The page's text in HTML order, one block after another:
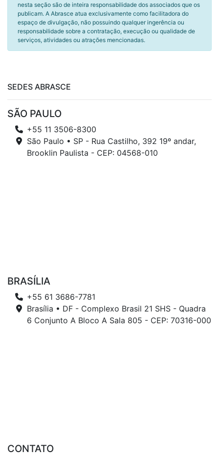
nesta seção são de inteira responsabilidade dos associados que os
publicam. A Abrasce atua exclusivamente como facilitadora do
espaço de divulgação, não possuindo qualquer ingerência ou
responsabilidade sobre a contratação, execução ou qualidade de
serviços, atividades ou atrações mencionadas.
SEDES ABRASCE
SÃO PAULO
+55 11 3506-8300
São Paulo • SP - Rua Castilho, 392 19º andar,
Brooklin Paulista - CEP: 04568-010
BRASÍLIA
+55 61 3686-7781
Brasília • DF - Complexo Brasil 21 SHS - Quadra
6 Conjunto A Bloco A Sala 805 - CEP: 70316-000
CONTATO